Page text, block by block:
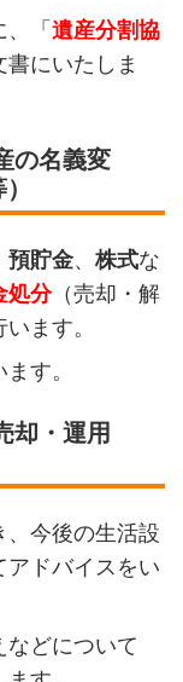
「 遺産分割協
にいたしま
の名義変
預貯金、 株式な
処分（売却・解
ます。
す。
却・運用
、今後の生活設
アドバイスをい
どについて